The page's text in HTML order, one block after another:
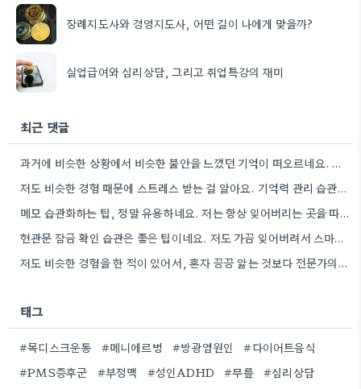
장례지도사와 경영지도사, 어떤 길이 나에게 맞을까?
실업급여와 심리상담, 그리고 취업특강의 재미
최근 댓글
과거에 비슷한 상황에서 비슷한 불안을 느꼈던 기억이 떠오르네요. 그 당시 경험을 제대로 정리하지 못해서인지, 지금도…
저도 비슷한 경험 때문에 스트레스 받는 걸 알아요. 기억력 관리 습관을 만들려고 노력하는 것도 좋지만,…
메모 습관화하는 팁, 정말 유용하네요. 저는 항상 잊어버리는 곳을 따로 챙겨두는 습관을 들이려고 노력하고 있어요.
현관문 잠금 확인 습관은 좋은 팁이네요. 저도 가끔 잊어버려서 스마트폰으로 찍어두는 걸 고려해봐야겠어요.
저도 비슷한 경험을 한 적이 있어서, 혼자 끙끙 앓는 것보다 전문가의 도움을 받는 게 정말…
태그
#목디스크운동 #메니에르병 #방광염원인
#다이어트음식
#PMS증후군
#부정맥 #성인ADHD #무릎 #심리상담